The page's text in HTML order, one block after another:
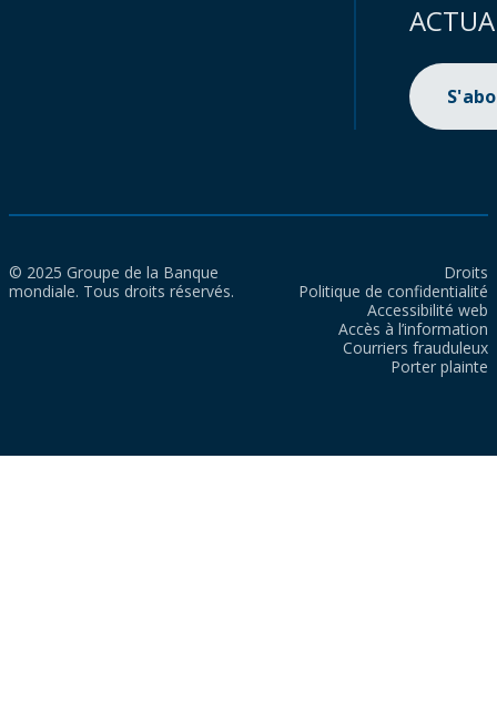
© 2025 Groupe de la Banque
mondiale. Tous droits réservés.
Droits
Politique de confidentialité
Accessibilité web
Accès à l’information
Courriers frauduleux
Porter plainte